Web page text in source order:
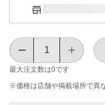
最大注文数は0です
※価格は​店舗や​掲載場所で​異